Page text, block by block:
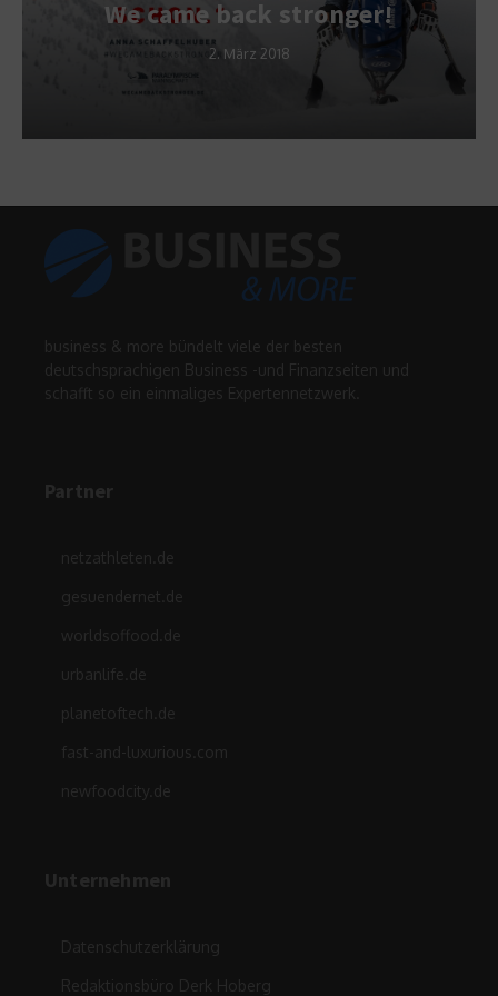
We came back stronger!
2. März 2018
business & more bündelt viele der besten
deutschsprachigen Business -und Finanzseiten und
schafft so ein einmaliges Expertennetzwerk.
Partner
netzathleten.de
gesuendernet.de
worldsoffood.de
urbanlife.de
planetoftech.de
fast-and-luxurious.com
newfoodcity.de
Unternehmen
Datenschutzerklärung
Redaktionsbüro Derk Hoberg